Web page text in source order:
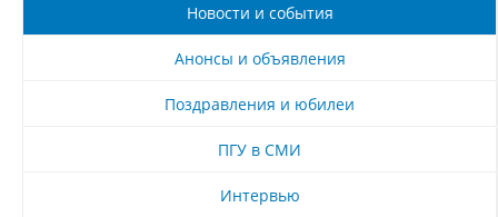
Новости и события
Анонсы и объявления
Поздравления и юбилеи
ПГУ в СМИ
Интервью